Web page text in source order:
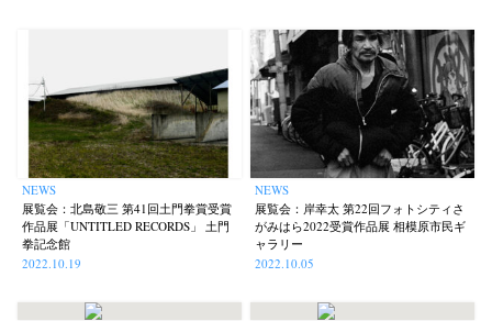
NEWS
展覧会：北島敬三 第41回土門拳賞受賞
作品展「UNTITLED RECORDS」 土門
拳記念館
2022.10.19
NEWS
展覧会：岸幸太 第22回フォトシティさ
がみはら2022受賞作品展 相模原市民ギ
ャラリー
2022.10.05